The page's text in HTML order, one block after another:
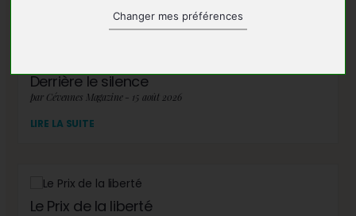
Changer mes préférences
Derrière le silence
par Cévennes Magazine - 15 août 2026
LIRE LA SUITE
Le Prix de la liberté